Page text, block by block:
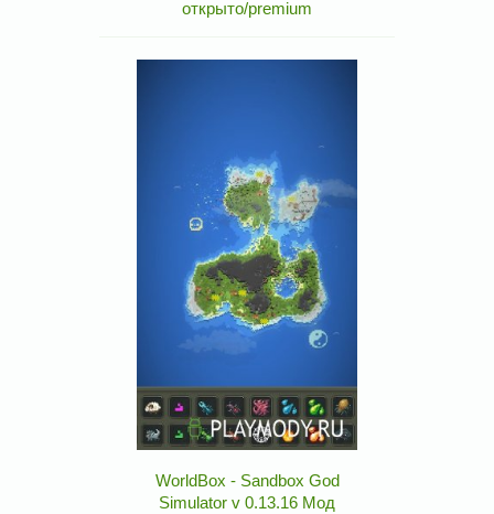
открыто/premium
WorldBox - Sandbox God
Simulator v 0.13.16 Мод